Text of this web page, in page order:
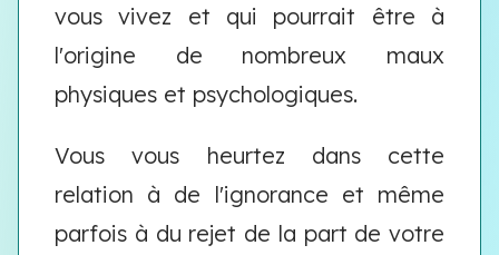
vous vivez et qui pourrait être à
l'origine de nombreux maux
physiques et psychologiques.
Vous vous heurtez dans cette
relation à de l'ignorance et même
parfois à du rejet de la part de votre